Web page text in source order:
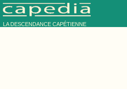
LA DESCENDANCE CAPÉTIENNE